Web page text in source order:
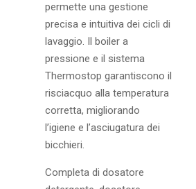
permette una gestione
precisa e intuitiva dei cicli di
lavaggio. Il boiler a
pressione e il sistema
Thermostop garantiscono il
risciacquo alla temperatura
corretta, migliorando
l’igiene e l’asciugatura dei
bicchieri.
Completa di dosatore